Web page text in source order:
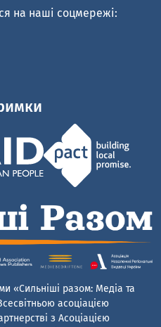
на наші соцмережі:
«Сильніші разом: Медіа та
асоціацією
з Асоціацією